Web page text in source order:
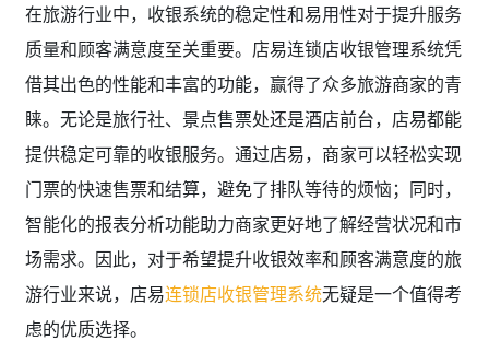
在旅游行业中，收银系统的稳定性和易用性对于提升服务
质量和顾客满意度至关重要。店易连锁店收银管理系统凭
借其出色的性能和丰富的功能，赢得了众多旅游商家的青
睐。无论是旅行社、景点售票处还是酒店前台，店易都能
提供稳定可靠的收银服务。通过店易，商家可以轻松实现
门票的快速售票和结算，避免了排队等待的烦恼；同时，
智能化的报表分析功能助力商家更好地了解经营状况和市
场需求。因此，对于希望提升收银效率和顾客满意度的旅
游行业来说，店易连锁店收银管理系统无疑是一个值得考
虑的优质选择。